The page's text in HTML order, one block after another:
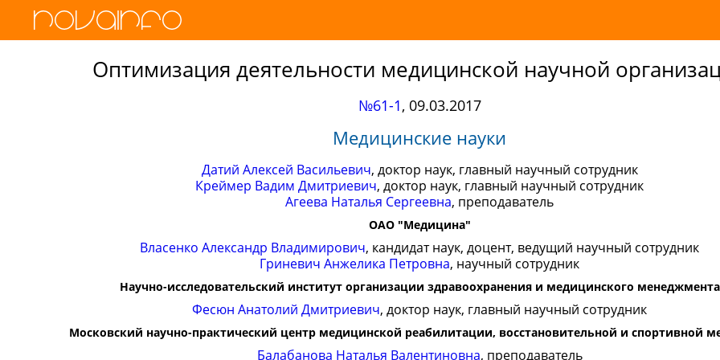
Оптимизация деятельности медицинской научной
№61-1, 09.03.2017
Медицинские науки
Датий Алексей Васильевич, доктор наук, главный научный сотрудник
Креймер Вадим Дмитриевич, доктор наук, главный научный сотрудник
Агеева Наталья Сергеевна, преподаватель
ОАО "Медицина"
Власенко Александр Владимирович, кандидат наук, доцент, ведущий научный сотрудник
Гриневич Анжелика Петровна, научный сотрудник
Научно-исследовательский институт организации здравоохранения и медицинского менеджмента
Фесюн Анатолий Дмитриевич, доктор наук, главный научный сотрудник
Московский научно-практический центр медицинской реабилитации, восстановительной и спортивной
Балабанова Наталья Валентиновна, преподаватель